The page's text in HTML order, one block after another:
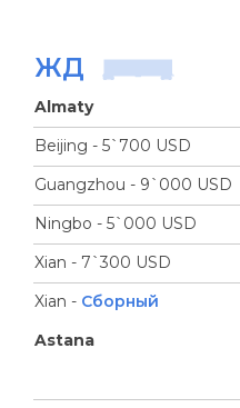
ЖД
Almaty
Beijing - 5`700 USD
Guangzhou - 9`000 USD
Ningbo - 5`000 USD
Xian - 7`300 USD
Xian - Сборный
Astana